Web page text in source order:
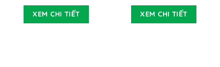
XEM CHI TIẾT XEM CHI TIẾT